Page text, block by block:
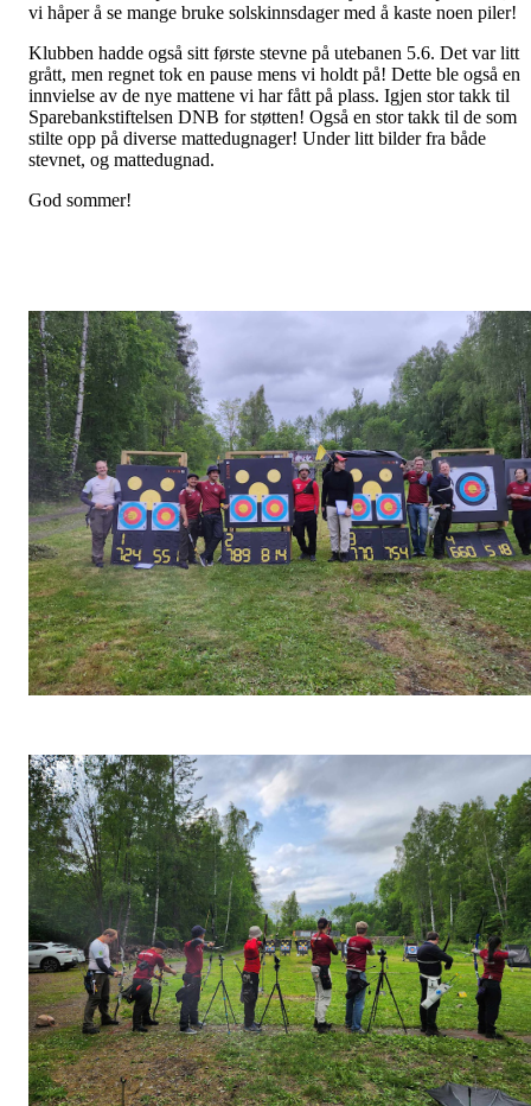
vi håper å se mange bruke solskinnsdager med å kaste noen piler!
Klubben hadde også sitt første stevne på utebanen 5.6. Det var litt
grått, men regnet tok en pause mens vi holdt på! Dette ble også en
innvielse av de nye mattene vi har fått på plass. Igjen stor takk til
Sparebankstiftelsen DNB for støtten! Også en stor takk til de som
stilte opp på diverse mattedugnager! Under litt bilder fra både
stevnet, og mattedugnad.
God sommer!